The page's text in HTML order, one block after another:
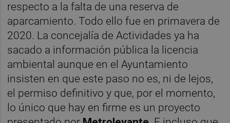
respecto a la falta de una reserva de
aparcamiento. Todo ello fue en primavera de
2020. La concejalía de Actividades ya ha
sacado a información pública la licencia
ambiental aunque en el Ayuntamiento
insisten en que este paso no es, ni de lejos,
el permiso definitivo y que, por el momento,
lo único que hay en firme es un proyecto